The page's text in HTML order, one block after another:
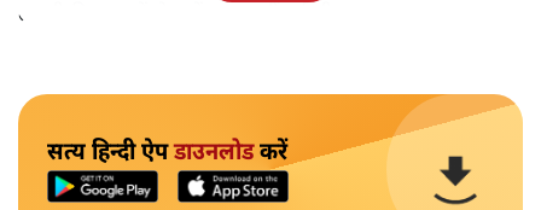
तकनीकी कारणों से उन्हें सज़ा नहीं हुई थी।
सत्य हिन्दी ऐपडाउनलोडकरें